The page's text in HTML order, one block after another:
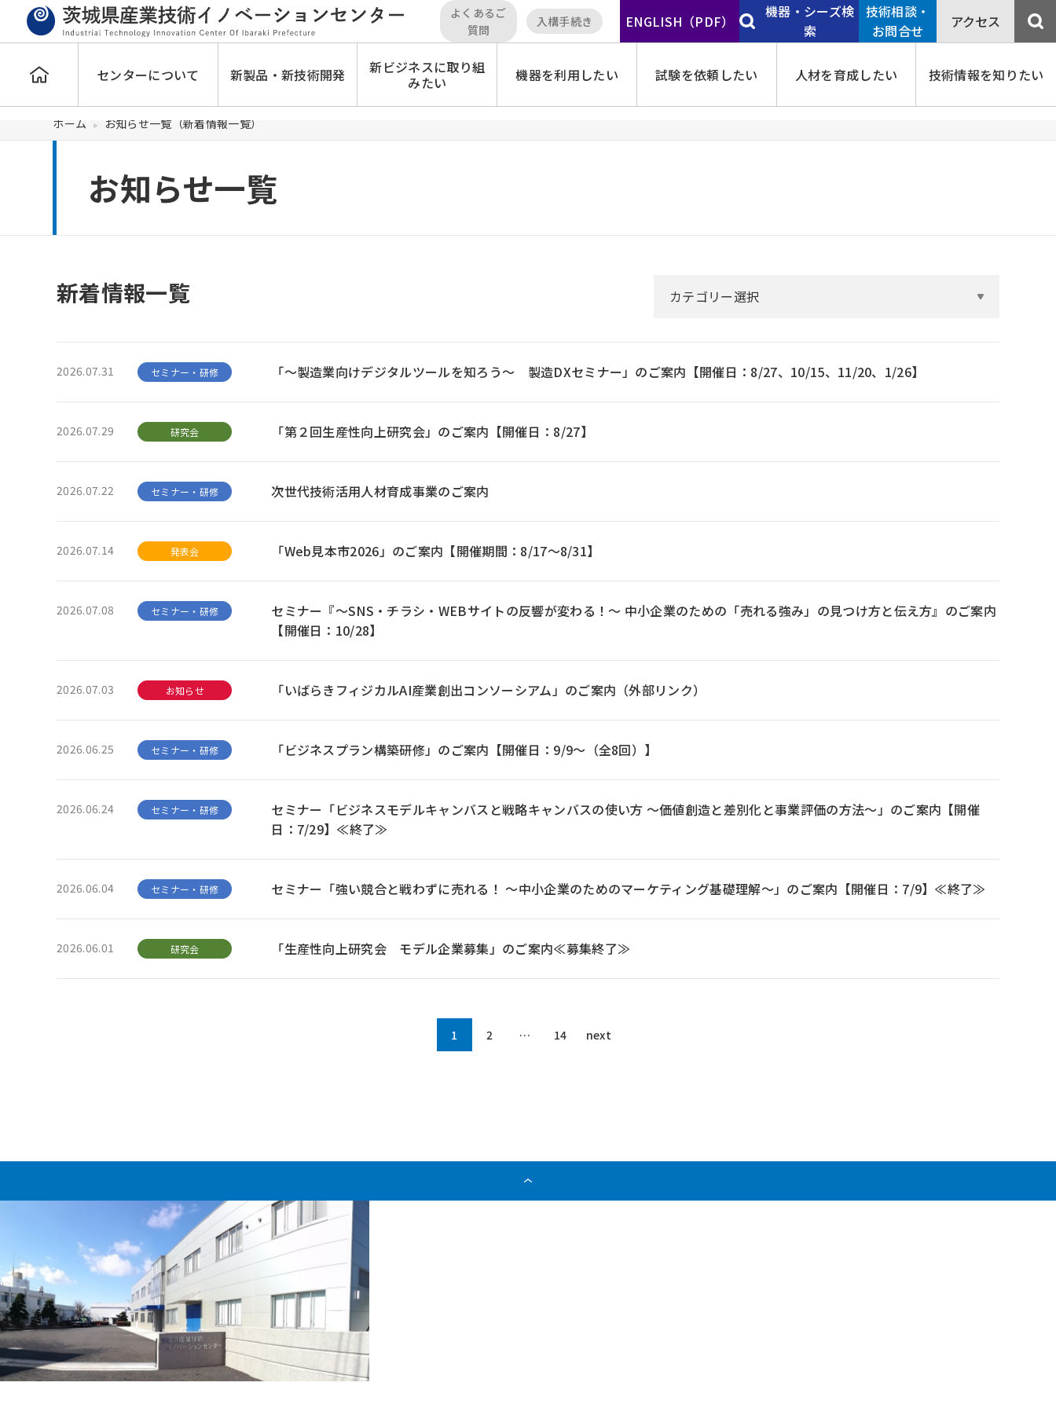
よくあるご
質問
入構手続き ENGLISH（PDF）
機器・シーズ検
索
技術相談・
お問合せ
アクセス
センターについて 新製品・新技術開発
新ビジネスに取り組
みたい
機器を利用したい 試験を依頼したい 人材を育成したい 技術情報を知りたい
ホーム お知らせ一覧（新着情報一覧）
お知らせ一覧
新着情報一覧 カテゴリー選択
2026.07.31 セミナー・研修 「～製造業向けデジタルツールを知ろう～ 製造DXセミナー」のご案内【開催日：8/27、10/15、11/20、1/26】
2026.07.29 研究会 「第２回生産性向上研究会」のご案内【開催日：8/27】
2026.07.22 セミナー・研修 次世代技術活用人材育成事業のご案内
2026.07.14 発表会 「Web見本市2026」のご案内【開催期間：8/17～8/31】
2026.07.08 セミナー・研修
セミナー『～SNS・チラシ・WEBサイトの反響が変わる！～ 中小企業のための「売れる強み」の見つけ方と伝え方』のご案内
【開催日：10/28】
2026.07.03 お知らせ 「いばらきフィジカルAI産業創出コンソーシアム」のご案内（外部リンク）
2026.06.25 セミナー・研修 「ビジネスプラン構築研修」のご案内【開催日：9/9～（全8回）】
2026.06.24 セミナー・研修
セミナー「ビジネスモデルキャンバスと戦略キャンバスの使い方 ～価値創造と差別化と事業評価の方法～」のご案内【開催
日：7/29】≪終了≫
2026.06.04 セミナー・研修 セミナー「強い競合と戦わずに売れる！ ～中小企業のためのマーケティング基礎理解～」のご案内【開催日：7/9】≪終了≫
2026.06.01 研究会 「生産性向上研究会 モデル企業募集」のご案内≪募集終了≫
1 2 … 14 next